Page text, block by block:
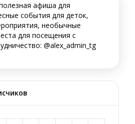
афиша для
события для деток,
необычные
для посещения с
@alex_admin_tg